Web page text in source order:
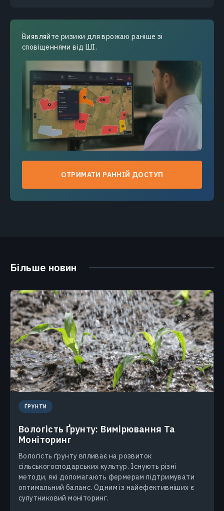
Виявляйте ризики для врожаю раніше зі
сповіщеннями від ШІ.
ОТРИМАТИ РАННІЙ ДОСТУП
Більше новин
ҐРУНТИ
Вологість Ґрунту: Вимірювання Та
Моніторинг
Вологість ґрунту впливає на розвиток
сільськогосподарських культур. Існують різні
методи, які допомагають фермерам підтримувати
оптимальний баланс. Одним із найефективніших є
супутниковий моніторинг.